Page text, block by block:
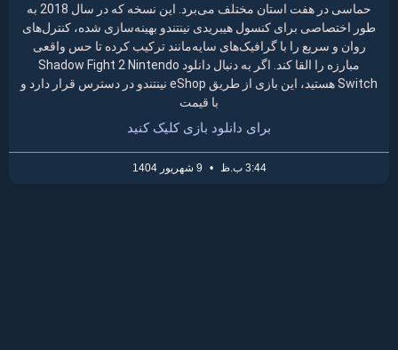
حماسی در هفت استان مختلف می‌برد. این نسخه که در سال 2018 به
طور اختصاصی برای کنسول هیبریدی نینتندو بهینه‌سازی شده، کنترل‌های
روان و سریع را با گرافیک‌های سایه‌مانند ترکیب کرده تا حس واقعی
مبارزه را القا کند. اگر به دنبال دانلود Shadow Fight 2 Nintendo
Switch هستید، این بازی از طریق eShop نینتندو در دسترس قرار دارد و
با قیمت
برای دانلود بازی کلیک کنید
3:44 ب.ظ